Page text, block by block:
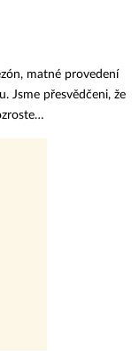
matné provedení
Jsme přesvědčeni, že